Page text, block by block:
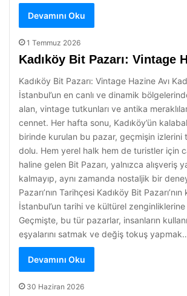
Devamını Oku
1 Temmuz 2026
Kadıköy Bit Pazarı: Vintage
Kadıköy Bit Pazarı: Vintage Hazine Avı
İstanbul’un en canlı ve dinamik
alan, vintage tutkunları ve antika
cennet. Her hafta sonu, Kadıköy’ün
birinde kurulan bu pazar, geçmişin izlerini
dolu. Hem yerel halk hem de turistler için
haline gelen Bit Pazarı, yalnızca alışveriş
kalmayıp, aynı zamanda nostaljik bir
Pazarı’nın Tarihçesi Kadıköy Bit
İstanbul’un tarihi ve kültürel zenginliklerine
Geçmişte, bu tür pazarlar, insanların
eşyalarını satmak ve değiş tokuş
Devamını Oku
30 Haziran 2026